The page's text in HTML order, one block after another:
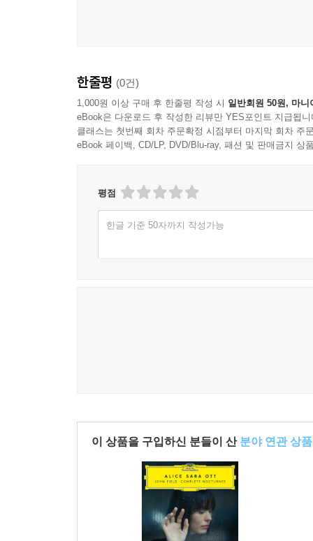
한줄평 (0건)
1,000원 이상 구매 후 한줄평 작성 시 일반회원 50원, 마니
eBook은 다운로드 후 작성한 리뷰만 YES포인트 지급됩니
클래스는 첫번째 회차 주문확정 시점부터 마지막 회차 주
eBook 페이백, CD/LP, DVD/Blu-ray, 패션 및 판매금지 상
평점
한글 기준 50자까지 작성가능
이 상품을 구입하신 분들이 산 분야 연관 상품